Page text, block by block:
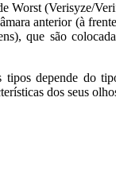
Worst (Verisyze/
anterior (à
que são
depende do
dos seus